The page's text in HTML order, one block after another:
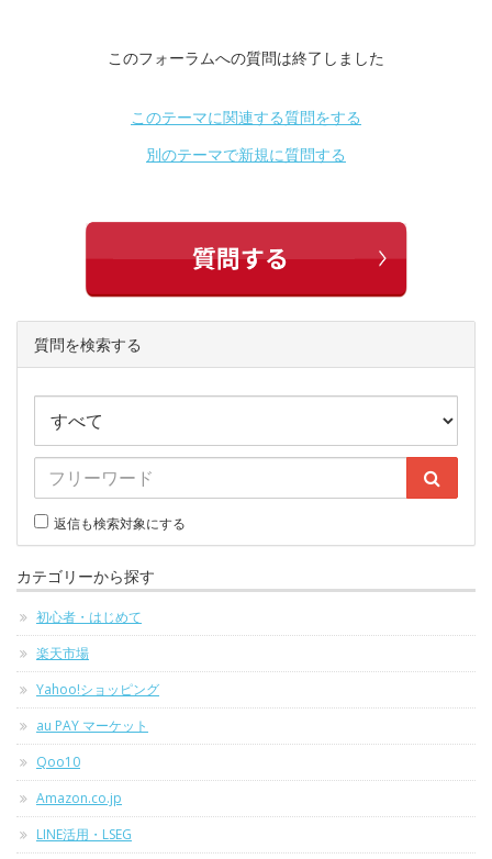
このフォーラムへの質問は終了しました
このテーマに関連する質問をする
別のテーマで新規に質問する
質問を検索する
返信も検索対象にする
カテゴリーから探す
初心者・はじめて
楽天市場
Yahoo!ショッピング
au PAY マーケット
Qoo10
Amazon.co.jp
LINE活用・LSEG